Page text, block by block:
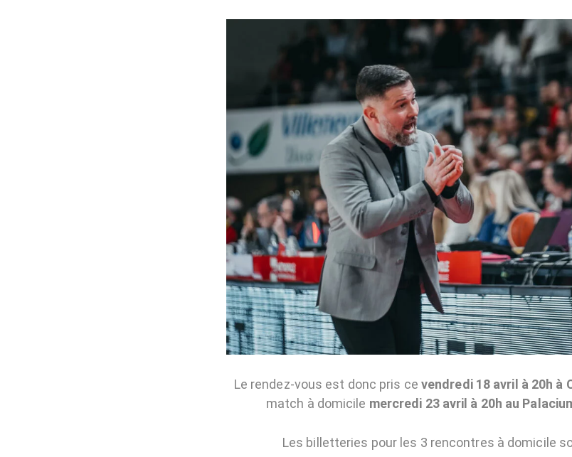
Le rendez-vous est donc pris ce vendredi 18 avril à 20h à
match à domicile mercredi 23 avril à 20h au
Les billetteries pour les 3 rencontres à domicile